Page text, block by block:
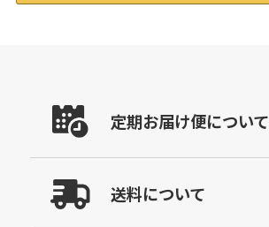
定期お届け便について
送料について